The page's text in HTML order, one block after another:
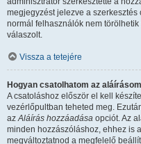
megjegyzést jelezve a
normál felhasználók nem
válaszolt.
Vissza a tetejére
Hogyan csatolhatom az
A csatoláshoz először el kell
vezérlőpultban teheted meg.
azAláírás hozzáadása opciót. Az
minden hozzászóláshoz, ehhez is
megváltoztatnod a megfelelő